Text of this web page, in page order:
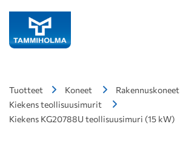
Tuotteet Koneet
Rakennuskoneet
Kiekens teollisuusimurit
Kiekens KG20788U teollisuusimuri (15 kW)